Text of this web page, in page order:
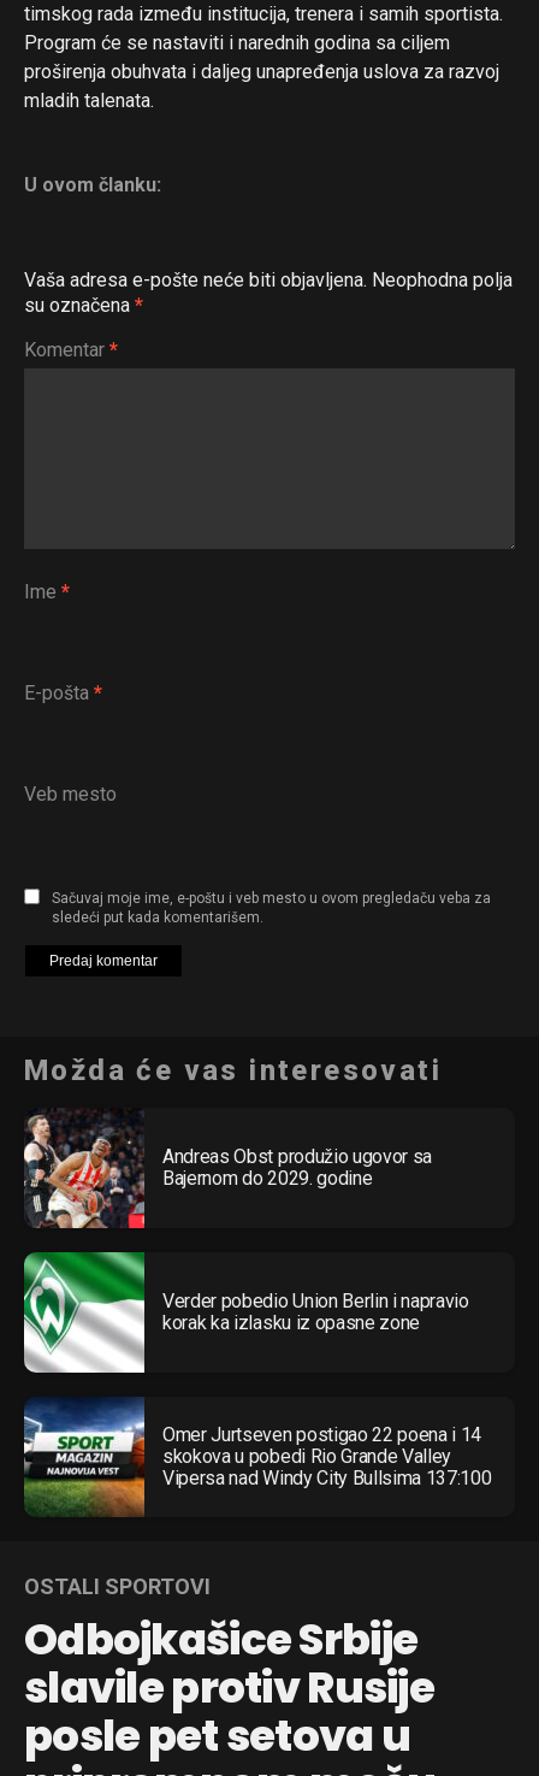
timskog rada između institucija, trenera i samih sportista.
Program će se nastaviti i narednih godina sa ciljem
proširenja obuhvata i daljeg unapređenja uslova za razvoj
mladih talenata.
U ovom članku:
Vaša adresa e-pošte neće biti objavljena. Neophodna polja
su označena *
Komentar *
Ime *
E-pošta *
Veb mesto
Sačuvaj moje ime, e-poštu i veb mesto u ovom pregledaču veba za
sledeći put kada komentarišem.
Možda će vas interesovati
Andreas Obst produžio ugovor sa
Bajernom do 2029. godine
Verder pobedio Union Berlin i napravio
korak ka izlasku iz opasne zone
Omer Jurtseven postigao 22 poena i 14
skokova u pobedi Rio Grande Valley
Vipersa nad Windy City Bullsima 137:100
OSTALI SPORTOVI
Odbojkašice Srbije
slavile protiv Rusije
posle pet setova u
Flipboard